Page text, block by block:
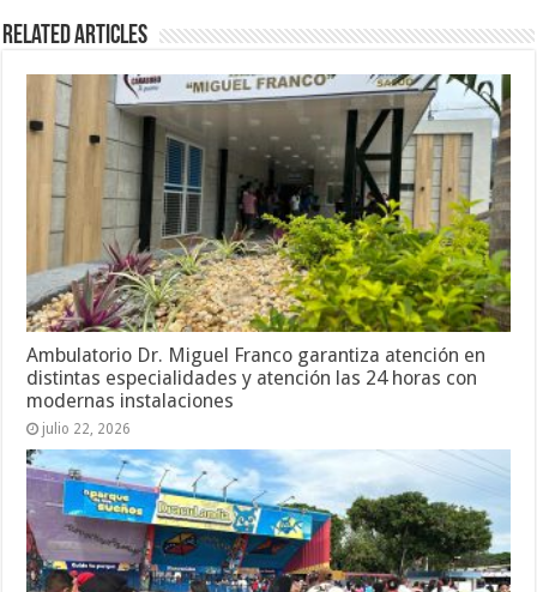
Related Articles
Ambulatorio Dr. Miguel Franco garantiza atención en
distintas especialidades y atención las 24 horas con
modernas instalaciones
julio 22, 2026